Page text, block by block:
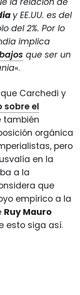
y EE.UU. es del
del 2%. Por lo
implica
que ser un
«.
Carchedi y
sobre el
también
orgánica
pero
en la
a la
que
empírico a la
Ruy Mauro
esto siga así.